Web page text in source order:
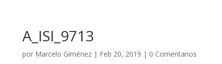
A_ISI_9713
por Marcelo Giménez| Feb 20, 2019 | 0 Comentarios